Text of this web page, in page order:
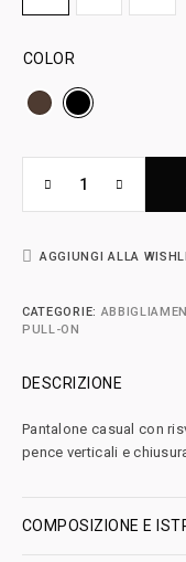
COLOR
AGGIUNGI ALLA
CATEGORIE:
PULL-ON
DESCRIZIONE
Pantalone casual con
pence verticali e
COMPOSIZIONE E